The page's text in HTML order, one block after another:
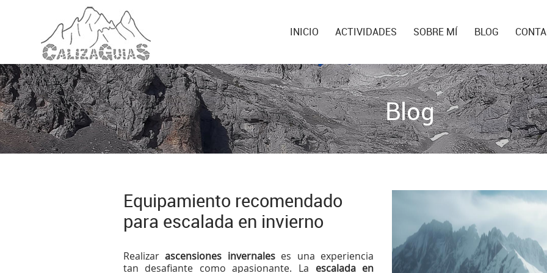
INICIO ACTIVIDADES SOBRE MÍ BLOG
Blog
Equipamiento recomendado
para escalada en invierno
Realizarascensiones invernaleses una experiencia
tan desafiante como apasionante. La escalada en